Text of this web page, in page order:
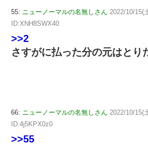
55: ニューノーマルの名無しさん 2022/10/15(
ID:XNH8SWX40
>>2
さすがに払った分の元はとり
66: ニューノーマルの名無しさん 2022/10/15(
ID:4j5KPX0z0
>>55